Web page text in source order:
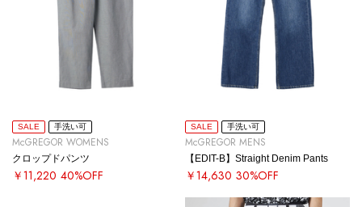
SALE 手洗い可
McGREGOR WOMENS
クロップドパンツ
￥11,220 40%OFF
SALE 手洗い可
McGREGOR MENS
【EDIT-B】Straight Denim Pants
￥14,630 30%OFF